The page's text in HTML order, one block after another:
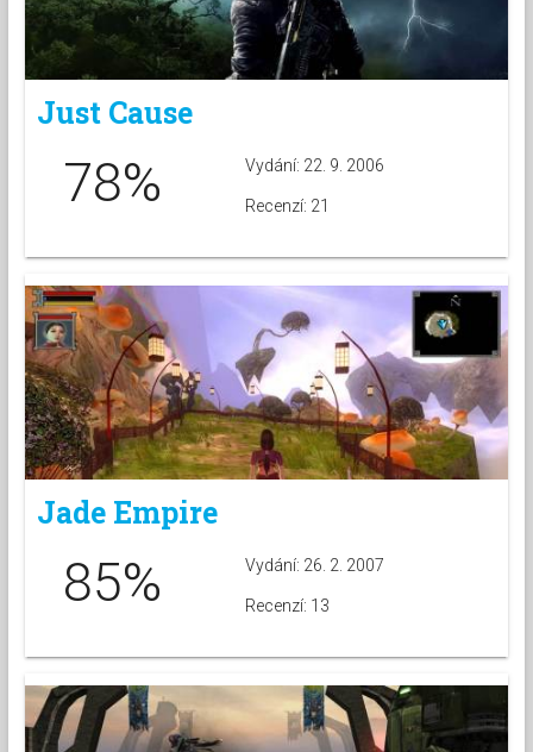
Just Cause
78% Vydání: 22. 9. 2006
Recenzí: 21
Jade Empire
85% Vydání: 26. 2. 2007
Recenzí: 13